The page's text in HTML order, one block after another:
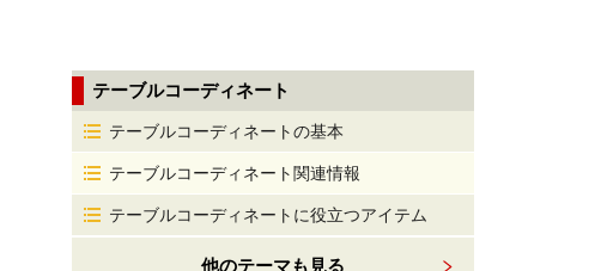
テーブルコーディネート
テーブルコーディネートの基本
テーブルコーディネート関連情報
テーブルコーディネートに役立つアイテム
他のテーマも見る